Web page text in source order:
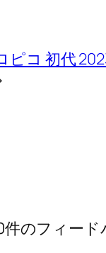
コ 初代
のフィード